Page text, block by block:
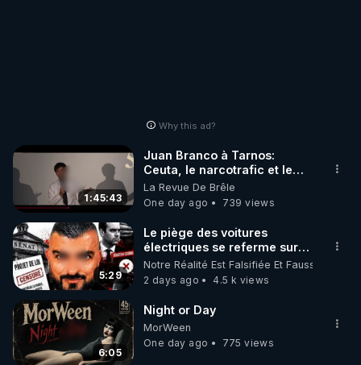
Why this ad?
1:45:43
Juan Branco à Tarnos:
Ceuta, le narcotrafic et le
pouvoir en France
La Revue De Brêle
One day ago
739 views
5:29
Le piège des voitures
électriques se referme sur
les usagers !
Notre Réalité Est Falsifiée Et Fausse
2 days ago
4.5 k views
6:05
Night or Day
MorWeen
One day ago
775 views